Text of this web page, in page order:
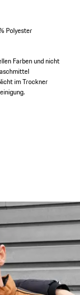
Polyester
Farben und nicht
im Trockner